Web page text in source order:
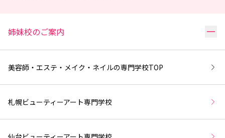
姉妹校のご案内 リ
美容師・エステ・メイク・ネイルの専門学校TOP
札幌ビューティーアート専門学校